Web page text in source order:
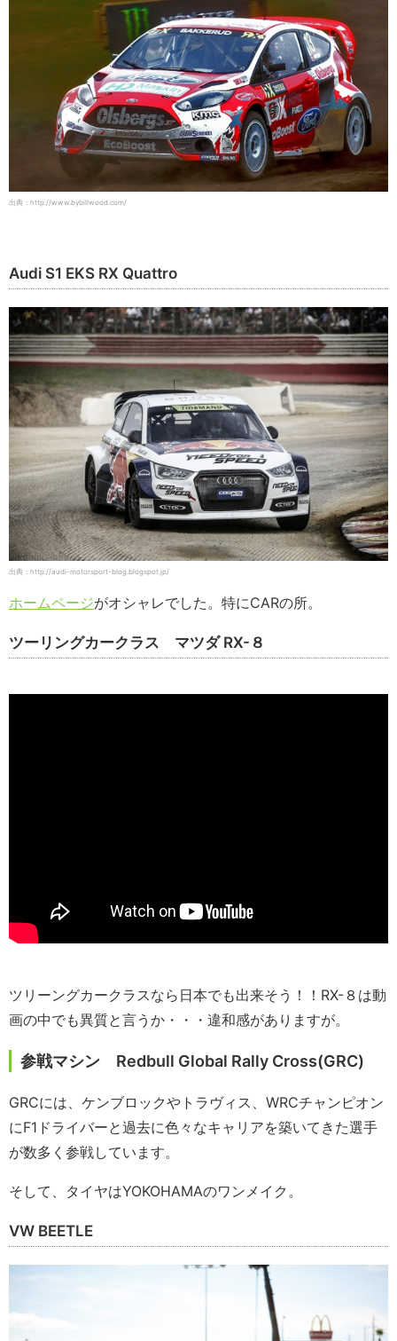
出典：http://www.bybillwood.com/
Audi S1 EKS RX Quattro
出典：http://audi-motorsport-blog.blogspot.jp/
ホームページがオシャレでした。特にCARの所。
ツーリングカークラス マツダ RX-８
ツリーングカークラスなら日本でも出来そう！！RX-８は動
画の中でも異質と言うか・・・違和感がありますが。
参戦マシン Redbull Global Rally Cross(GRC)
GRCには、ケンブロックやトラヴィス、WRCチャンピオン
にF1ドライバーと過去に色々なキャリアを築いてきた選手
が数多く参戦しています。
そして、タイヤはYOKOHAMAのワンメイク。
VW BEETLE